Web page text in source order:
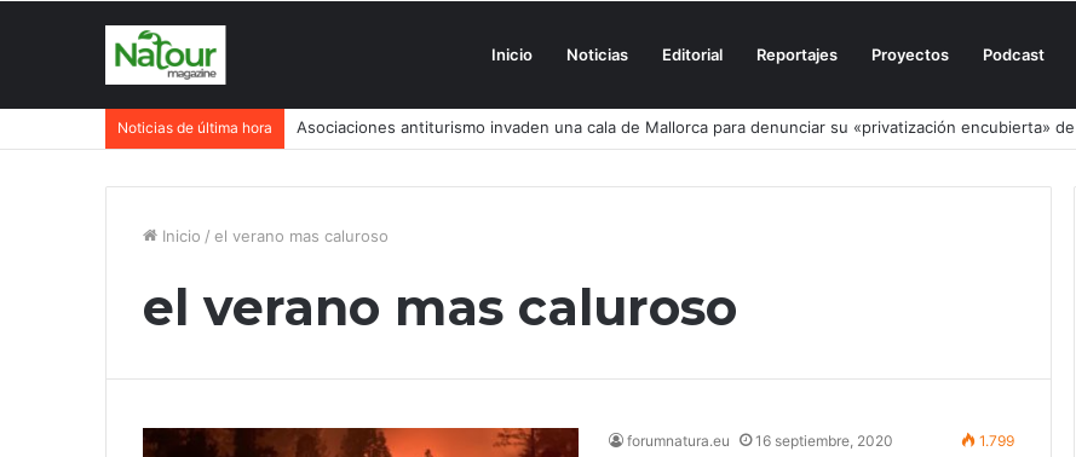
Inicio Noticias Editorial Reportajes Proyectos Podcast
Noticias de última hora Asociaciones antiturismo invaden una cala de Mallorca para denunciar su «privatización encubierta»
Inicio / el verano mas caluroso
el verano mas caluroso
forumnatura.eu 16 septiembre, 2020 1.799